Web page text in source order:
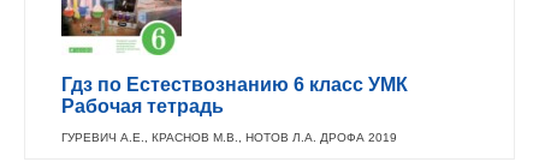
Гдз по Естествознанию 6 класс УМК
Рабочая тетрадь
ГУРЕВИЧ А.Е., КРАСНОВ М.В., НОТОВ Л.А. ДРОФА 2019